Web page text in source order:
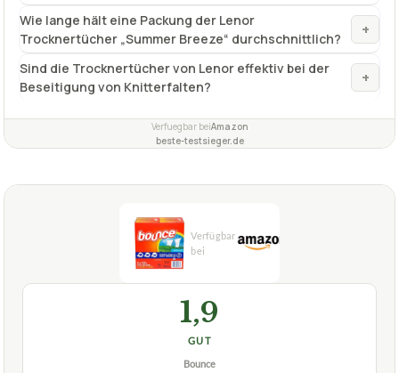
Wie lange hält eine Packung der Lenor
Trocknertücher „Summer Breeze“ durchschnittlich?
+
Sind die Trocknertücher von Lenor effektiv bei der
Beseitigung von Knitterfalten?
+
Verfuegbar beiAmazon
beste-testsieger.de
1,9
GUT
Bounce